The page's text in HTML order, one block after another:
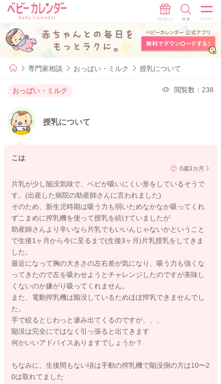
専門家相談 おっぱい・ミルク 授乳について
おっぱい・ミルク 閲覧数：238
授乳について
こは
0歳3カ月
片乳が少し陥没気味で、ベビが吸いにくい形をしているそうで
す。(出産した病院の助産師さんに言われました)
そのため、新生児時期は吸う力も弱いためなかなか吸ってくれ
ずこまめに搾乳機を使って授乳を続けていましたが
助産師さんより辛いなら片乳でもいいんじゃないかということ
で生後1ヶ月から今に至るまで(生後3ヶ月)片乳授乳をしてきま
した。
最近になって胸の大きさの左右差が気になり、吸う力も強くな
ってきたので左を吸わせようとチャレンジしたのですが美味し
くないのか嫌がり吸ってくれません。
また、電動搾乳機は陥没しているためほぼ搾乳できませんでし
た。
手で絞るとじわっと滲み出てくるのですが、、、
陥没は完全にではなく引っ張ると出てきます
何かいいアドバイスありますでしょうか？
ちなみに、生後間もない頃は手動の搾乳機で陥没側の方は10〜2
0は取れてました